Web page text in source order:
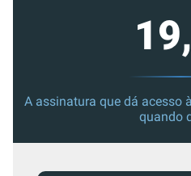
19,
A assinatura que dá acesso
quando